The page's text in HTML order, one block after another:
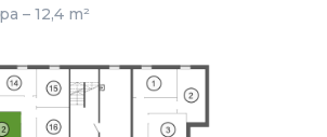
– 12,4 m²